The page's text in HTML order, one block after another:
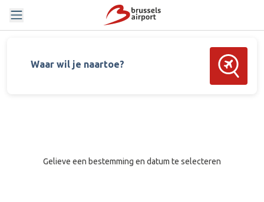
Waar wil je naartoe? Zoek
Gelieve een bestemming en datum te selecteren